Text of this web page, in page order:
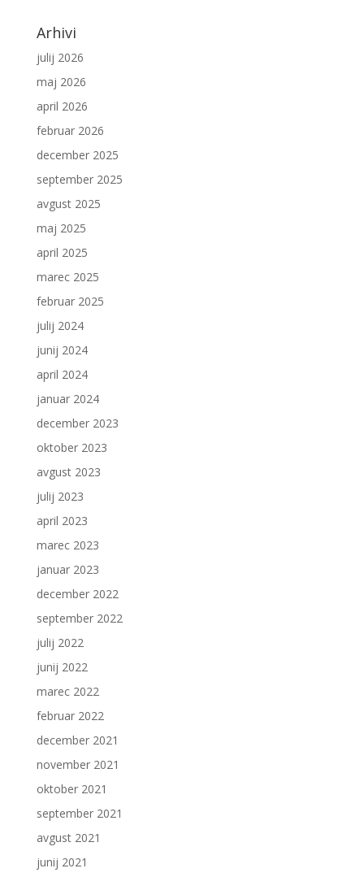
Arhivi
julij 2026
maj 2026
april 2026
februar 2026
december 2025
september 2025
avgust 2025
maj 2025
april 2025
marec 2025
februar 2025
julij 2024
junij 2024
april 2024
januar 2024
december 2023
oktober 2023
avgust 2023
julij 2023
april 2023
marec 2023
januar 2023
december 2022
september 2022
julij 2022
junij 2022
marec 2022
februar 2022
december 2021
november 2021
oktober 2021
september 2021
avgust 2021
junij 2021